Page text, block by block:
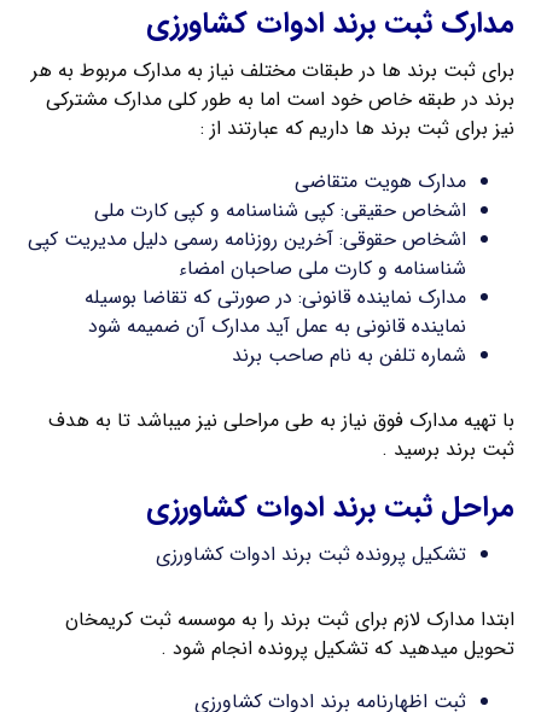
مدارک ثبت برند ادوات کشاورزی
برای ثبت برند ها در طبقات مختلف نیاز به مدارک مربوط به هر
برند در طبقه خاص خود است اما به طور کلی مدارک مشترکی
نیز برای ثبت برند ها داریم که عبارتند از :
مدارک هویت متقاضی
اشخاص حقیقی: کپی شناسنامه و کپی کارت ملی
اشخاص حقوقی: آخرین روزنامه رسمی دلیل مدیریت کپی
شناسنامه و کارت ملی صاحبان امضاء
مدارک نماینده قانونی: در صورتی که تقاضا بوسیله
نماینده قانونی به عمل آید مدارک آن ضمیمه شود
شماره تلفن به نام صاحب برند
با تهیه مدارک فوق نیاز به طی مراحلی نیز میباشد تا به هدف
ثبت برند برسید .
مراحل ثبت برند ادوات کشاورزی
تشکیل پرونده ثبت برند ادوات کشاورزی
ابتدا مدارک لازم برای ثبت برند را به موسسه ثبت کریمخان
تحویل میدهید که تشکیل پرونده انجام شود .
ثبت اظهارنامه برند ادوات کشاورزی